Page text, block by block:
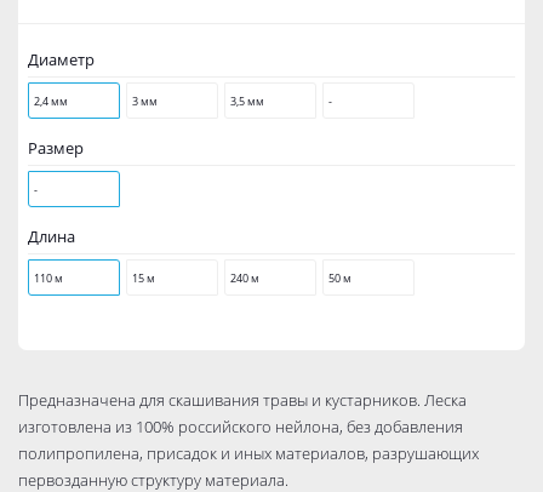
Диаметр
2,4 мм 3 мм 3,5 мм -
Размер
-
Длина
110 м 15 м 240 м 50 м
Предназначена для скашивания травы и кустарников. Леска
изготовлена из 100% российского нейлона, без добавления
полипропилена, присадок и иных материалов, разрушающих
первозданную структуру материала.